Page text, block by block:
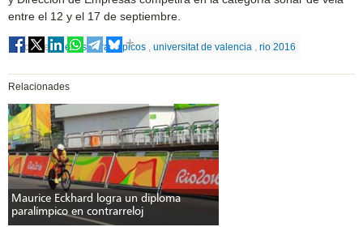
entre el 12 y el 17 de septiembre.
Etiquetes juegos paralimpicos ,universitat de valencia ,rio 2016
Relacionades
Maurice Eckhard logra un diploma
paralímpico en contrarreloj